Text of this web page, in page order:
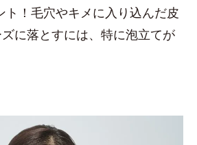
ト！毛穴やキメに入り込んだ皮
に落とすには、特に泡立てが